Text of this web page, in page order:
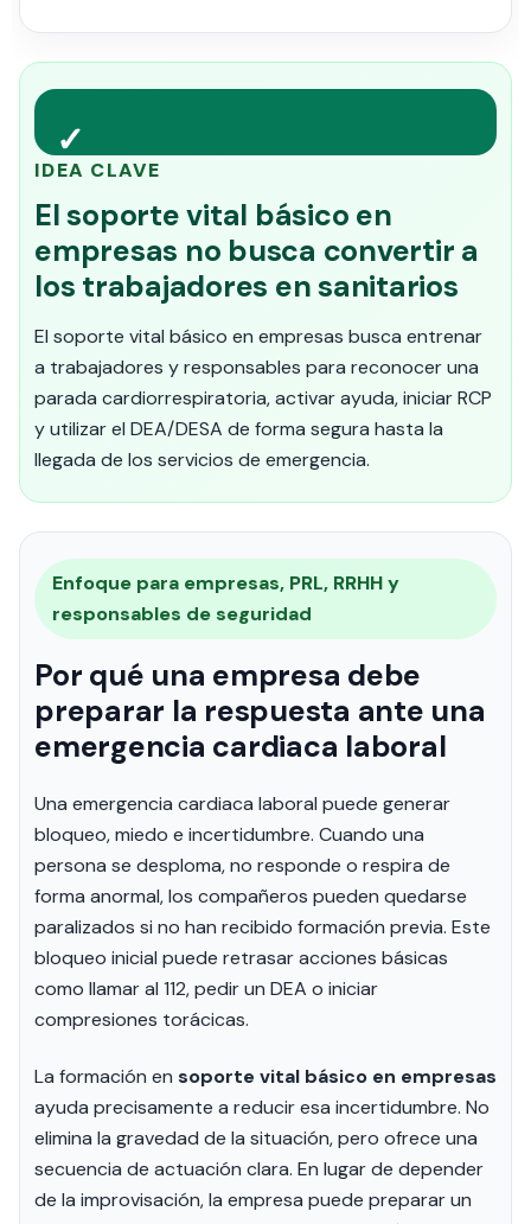
✓
IDEA CLAVE
El soporte vital básico en
empresas no busca convertir a
los trabajadores en sanitarios
El soporte vital básico en empresas busca entrenar
a trabajadores y responsables para reconocer una
parada cardiorrespiratoria, activar ayuda, iniciar RCP
y utilizar el DEA/DESA de forma segura hasta la
llegada de los servicios de emergencia.
Enfoque para empresas, PRL, RRHH y
responsables de seguridad
Por qué una empresa debe
preparar la respuesta ante una
emergencia cardiaca laboral
Una emergencia cardiaca laboral puede generar
bloqueo, miedo e incertidumbre. Cuando una
persona se desploma, no responde o respira de
forma anormal, los compañeros pueden quedarse
paralizados si no han recibido formación previa. Este
bloqueo inicial puede retrasar acciones básicas
como llamar al 112, pedir un DEA o iniciar
compresiones torácicas.
La formación en soporte vital básico en empresas
ayuda precisamente a reducir esa incertidumbre. No
elimina la gravedad de la situación, pero ofrece una
secuencia de actuación clara. En lugar de depender
de la improvisación, la empresa puede preparar un